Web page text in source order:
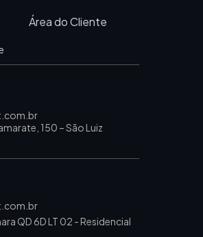
Área do Cliente
150 – São Luiz
QD 6D LT 02 - Residencial